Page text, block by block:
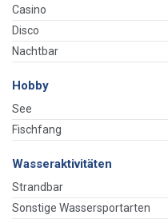
Casino
Disco
Nachtbar
Hobby
See
Fischfang
Wasseraktivitäten
Strandbar
Sonstige Wassersportarten